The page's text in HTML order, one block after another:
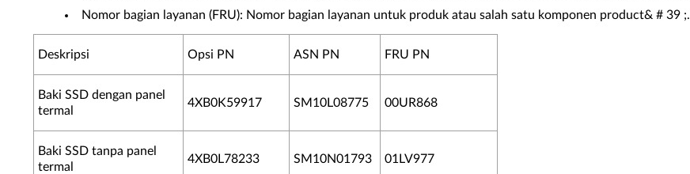
Nomor bagian layanan (FRU): Nomor bagian layanan untuk produk atau salah satu komponen product& # 39 ;.
Deskripsi Opsi PN ASN PN FRU PN
Baki SSD dengan panel
termal
4XB0K59917 SM10L08775 00UR868
Baki SSD tanpa panel
termal
4XB0L78233 SM10N01793 01LV977